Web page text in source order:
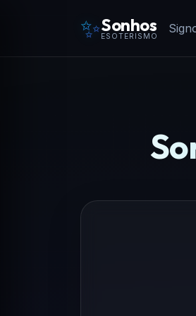
✨Sonhos
ESOTERISMO